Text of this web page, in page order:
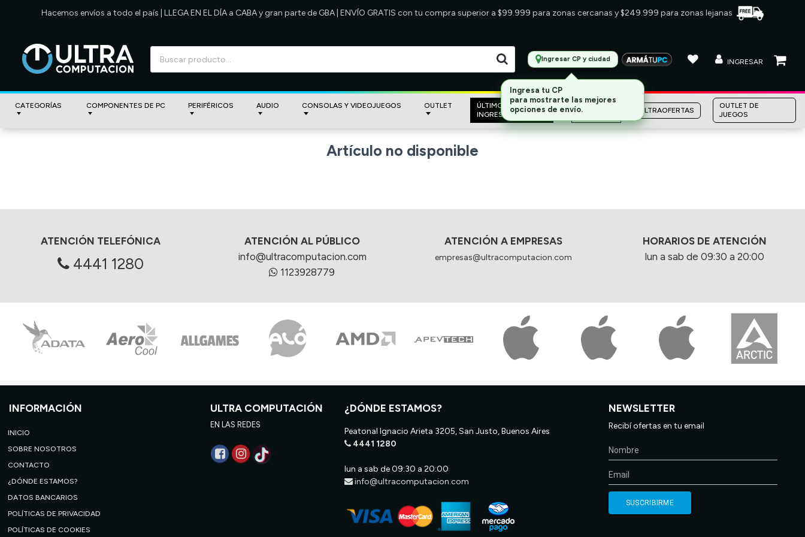
Hacemos envíos a todo el país | LLEGA EN EL DÍA a CABA y gran parte de GBA | ENVÍO GRATIS con tu compra superior a $99.999 para zonas cercanas y $249.999 para zonas lejanas
Ingresar CP y ciudad INGRESAR
CATEGORÍAS COMPONENTES DE PC PERIFÉRICOS AUDIO CONSOLAS Y VIDEOJUEGOS OUTLET
ÚLTIMOS
INGRESOS
MARCAS
ULTRAOFERTAS
OUTLET DE
JUEGOS
Artículo no disponible
ATENCIÓN TELEFÓNICA
4441 1280
ATENCIÓN AL PÚBLICO
info@ultracomputacion.com
1123928779
ATENCIÓN A EMPRESAS
empresas@ultracomputacion.com
HORARIOS DE ATENCIÓN
lun a sab de 09:30 a 20:00
INFORMACIÓN
INICIO
SOBRE NOSOTROS
CONTACTO
¿DÓNDE ESTAMOS?
DATOS BANCARIOS
POLÍTICAS DE PRIVACIDAD
POLÍTICAS DE COOKIES
ULTRA COMPUTACIÓN
EN LAS REDES
¿DÓNDE ESTAMOS?
Peatonal Ignacio Arieta 3205, San Justo, Buenos Aires
4441 1280
lun a sab de 09:30 a 20:00
info@ultracomputacion.com
NEWSLETTER
Recibí ofertas en tu email
Ingresa tu CP
para mostrarte las mejores
opciones de envío.